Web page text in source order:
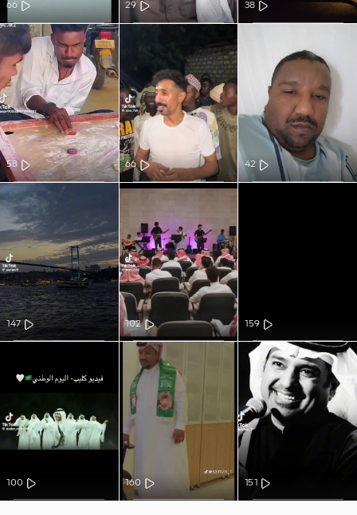
38
29
66
42
66
58
159
102
147
151
160
100